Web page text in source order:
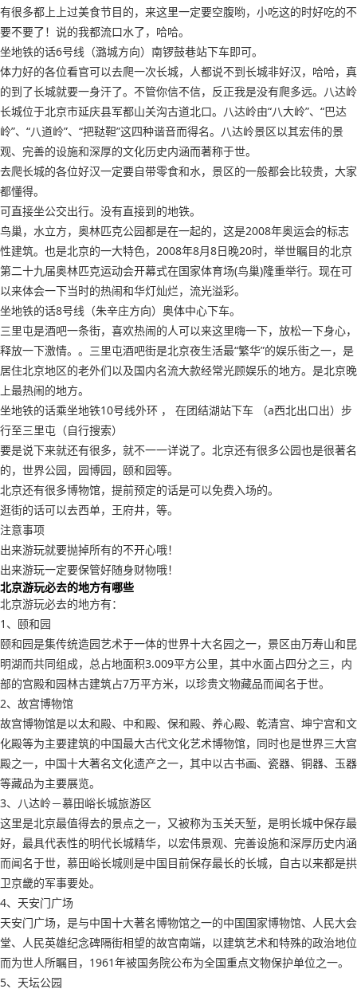
有很多都上上过美食节目的，来这里一定要空腹哟，小吃这的时好吃的不
要不要了！说的我都流口水了，哈哈。
坐地铁的话6号线（潞城方向）南锣鼓巷站下车即可。
体力好的各位看官可以去爬一次长城，人都说不到长城非好汉，哈哈，真
的到了长城就要一身汗了。不管你信不信，反正我是没有爬多远。八达岭
长城位于北京市延庆县军都山关沟古道北口。八达岭由“八大岭”、“巴达
岭”、“八道岭”、“把鞑靼”这四种谐音而得名。八达岭景区以其宏伟的景
观、完善的设施和深厚的文化历史内涵而著称于世。
去爬长城的各位好汉一定要自带零食和水，景区的一般都会比较贵，大家
都懂得。
可直接坐公交出行。没有直接到的地铁。
鸟巢，水立方，奥林匹克公园都是在一起的，这是2008年奥运会的标志
性建筑。也是北京的一大特色，2008年8月8日晚20时，举世瞩目的北京
第二十九届奥林匹克运动会开幕式在国家体育场(鸟巢)隆重举行。现在可
以来体会一下当时的热闹和华灯灿烂，流光溢彩。
坐地铁的话8号线（朱辛庄方向）奥体中心下车。
三里屯是酒吧一条街，喜欢热闹的人可以来这里嗨一下，放松一下身心，
释放一下激情。。三里屯酒吧街是北京夜生活最“繁华”的娱乐街之一，是
居住北京地区的老外们以及国内名流大款经常光顾娱乐的地方。是北京晚
上最热闹的地方。
坐地铁的话乘坐地铁10号线外环 ， 在团结湖站下车 （a西北出口出）步
行至三里屯（自行搜索）
要是说下来就还有很多，就不一一详说了。北京还有很多公园也是很著名
的，世界公园，园博园，颐和园等。
北京还有很多博物馆，提前预定的话是可以免费入场的。
逛街的话可以去西单，王府井，等。
注意事项
出来游玩就要抛掉所有的不开心哦！
出来游玩一定要保管好随身财物哦！
北京游玩必去的地方有哪些
北京游玩必去的地方有：
1、颐和园
颐和园是集传统造园艺术于一体的世界十大名园之一，景区由万寿山和昆
明湖而共同组成，总占地面积3.009平方公里，其中水面占四分之三，内
部的宫殿和园林古建筑占7万平方米，以珍贵文物藏品而闻名于世。
2、故宫博物馆
故宫博物馆是以太和殿、中和殿、保和殿、养心殿、乾清宫、坤宁宫和文
化殿等为主要建筑的中国最大古代文化艺术博物馆，同时也是世界三大宫
殿之一，中国十大著名文化遗产之一，其中以古书画、瓷器、铜器、玉器
等藏品为主要展览。
3、八达岭－慕田峪长城旅游区
这里是北京最值得去的景点之一，又被称为玉关天堑，是明长城中保存最
好，最具代表性的明代长城精华，以宏伟景观、完善设施和深厚历史内涵
而闻名于世，慕田峪长城则是中国目前保存最长的长城，自古以来都是拱
卫京畿的军事要处。
4、天安门广场
天安门广场，是与中国十大著名博物馆之一的中国国家博物馆、人民大会
堂、人民英雄纪念碑隔街相望的故宫南端，以建筑艺术和特殊的政治地位
而为世人所瞩目，1961年被国务院公布为全国重点文物保护单位之一。
5、天坛公园